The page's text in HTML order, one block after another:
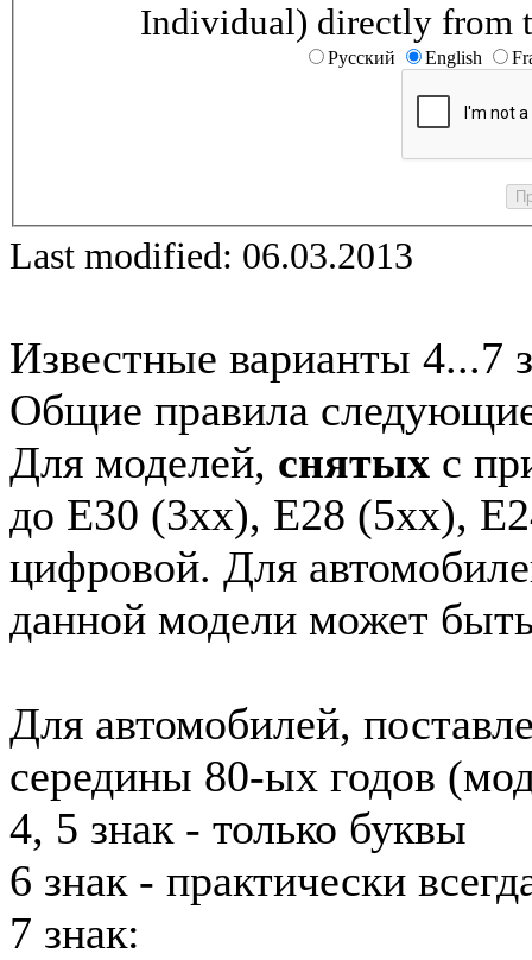
Individual) directly from
Русский English
Last modified: 06.03.2013
Известные варианты 4...7
Общие правила
Для моделей, снятых с
до E30 (3xx), E28 (5xx),
цифровой. Для
данной модели может
Для автомобилей,
середины 80-ых годов
4, 5 знак - только буквы
6 знак - практически
7 знак: